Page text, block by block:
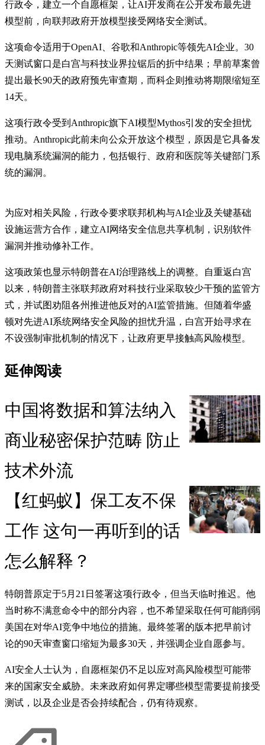
行政令，建立一个自愿框架，让AI开发商在公开发布最先进
模型前，向联邦政府开放模型接受网络安全测试。
这项命令适用于OpenAI、谷歌和Anthropic等领先AI企业。30
天测试窗口是白宫与科技业界拉锯后的折中结果；早前草案曾
提出最长90天的政府预先审查期，而科企则推动将期限缩短至
14天。
这项行政令受到Anthropic旗下AI模型Mythos引发的安全担忧
推动。Anthropic此前未向公众开放这个模型，原因是它具备发
现电脑系统漏洞的能力，包括银行、政府和医院等关键部门系
统的漏洞。
为应对相关风险，行政令要求联邦机构与AI企业及关键基础
设施运营方合作，建立AI网络安全信息共享机制，识别软件
漏洞并推动修补工作。
这项政策也显示特朗普在AI治理路线上的调整。自重返白宫
以来，特朗普主张联邦政府对科技行业采取较少干预的监管方
式，并试图劝阻各州推进他反对的AI监管措施。但随着华盛
顿对先进AI系统网络安全风险的担忧升温，白宫开始寻求在
不设强制审批机制的情况下，让政府更早接触高风险模型。
延伸阅读
中国将数据和算法纳入
商业秘密保护范畴 防止
技术外流
【红蚂蚁】保工友不保
工作 这句一再听到的话
怎么解释？
特朗普原定于5月21日签署这项行政令，但当天临时推迟。他
当时称不满意命令中的部分内容，也不希望采取任何可能削弱
美国在对华AI竞争中地位的措施。最终签署的版本把早前讨
论的90天审查窗口缩短为最多30天，并强调企业自愿参与。
AI安全人士认为，自愿框架仍不足以应对高风险模型可能带
来的国家安全威胁。未来政府如何界定哪些模型需要提前接受
测试，以及企业是否会持续配合，仍有待观察。